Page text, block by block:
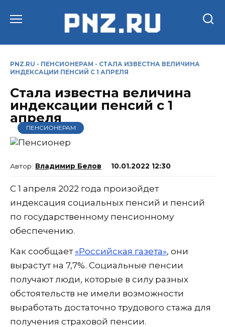
PNZ.RU - ПЕНСИОНЕРАМ - СТАЛА ИЗВЕСТНА ВЕЛИЧИНА
ИНДЕКСАЦИИ ПЕНСИЙ С 1 АПРЕЛЯ
Стала известна величина
индексации пенсий с 1
апреля
ПЕНСИОНЕРАМ
Владимир Белов 10.01.2022 12:30
С 1 апреля 2022 года произойдет
индексация социальных пенсий и пенсий
по государственному пенсионному
обеспечению.
Как сообщает «Российская газета», они
вырастут на 7,7%. Социальные пенсии
получают люди, которые в силу разных
обстоятельств не имели возможности
выработать достаточно трудового стажа для
получения страховой пенсии.